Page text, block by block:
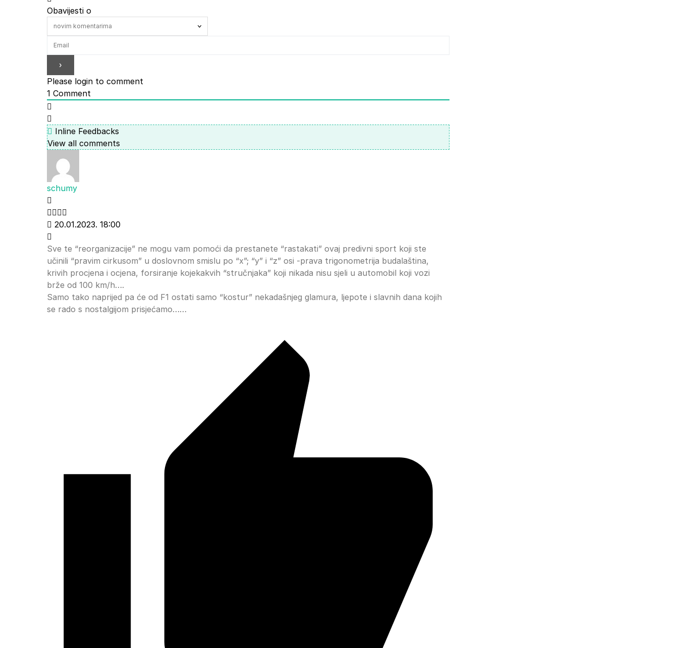
Obavijesti o
Please login to comment
1 Comment
Inline Feedbacks
View all comments
schumy
20.01.2023. 18:00
Sve te “reorganizacije” ne mogu vam pomoći da prestanete “rastakati” ovaj predivni sport koji ste
učinili “pravim cirkusom” u doslovnom smislu po “x”; “y” i “z” osi -prava trigonometrija budalaština,
krivih procjena i ocjena, forsiranje kojekakvih “stručnjaka” koji nikada nisu sjeli u automobil koji vozi
brže od 100 km/h….
Samo tako naprijed pa će od F1 ostati samo “kostur” nekadašnjeg glamura, ljepote i slavnih dana kojih
se rado s nostalgijom prisjećamo……